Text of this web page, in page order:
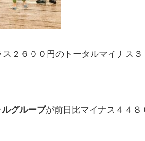
２６００円のトータルマイナス３
グループが前日比マイナス４４